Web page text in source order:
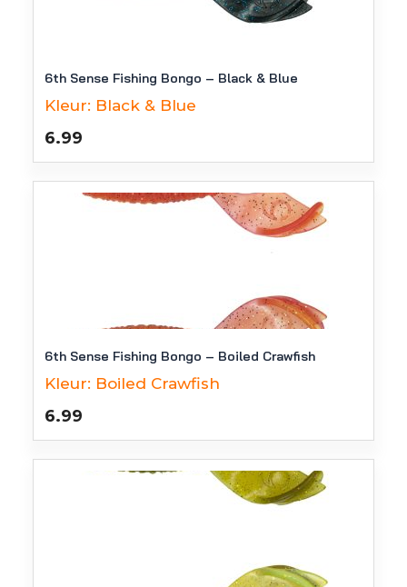
6th Sense Fishing Bongo – Black & Blue
Kleur: Black & Blue
6.99
6th Sense Fishing Bongo – Boiled Crawfish
Kleur: Boiled Crawfish
6.99